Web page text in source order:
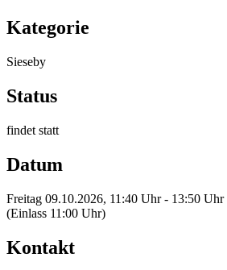
Kategorie
Sieseby
Status
findet statt
Datum
Freitag 09.10.2026, 11:40 Uhr - 13:50 Uhr
(Einlass 11:00 Uhr)
Kontakt